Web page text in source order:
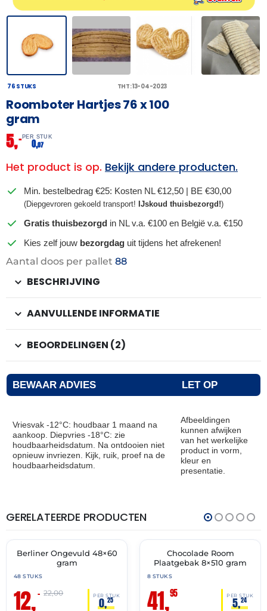
76 STUKS THT: 13-04-2023
Roomboter Hartjes 76 x 100
gram
5,– PER STUK
0,07
Het product is op. Bekijk andere producten.
Min. bestelbedrag €25: Kosten NL €12,50 | BE €30,00
(Diepgevroren gekoeld transport! IJskoud thuisbezorgd!)
Gratis thuisbezorgd in NL v.a. €100 en België v.a. €150
Kies zelf jouw bezorgdag uit tijdens het afrekenen!
Aantal doos per pallet 88
BESCHRIJVING
AANVULLENDE INFORMATIE
BEOORDELINGEN (2)
BEWAAR ADVIES LET OP
Vriesvak -12°C: houdbaar 1 maand na
aankoop. Diepvries -18°C: zie
houdbaarheidsdatum. Na ontdooien niet
opnieuw invriezen. Kijk, ruik, proef na de
houdbaarheidsdatum.
Afbeeldingen
kunnen afwijken
van het werkelijke
product in vorm,
kleur en
presentatie.
GERELATEERDE PRODUCTEN
🔥 OP=OP
THT:
30-
Berliner Ongevuld 48×60
gram
48 STUKS
12,– PER STUK
0,25
22,00
✓ VAST ASSORTIMENT
Chocolade Room
Plaatgebak 8×510 gram
8 STUKS
41,95 PER STUK
5,24